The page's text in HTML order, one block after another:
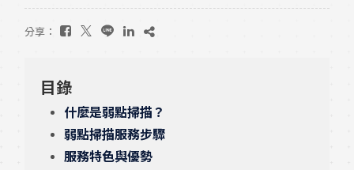
分享：
目錄
什麼是弱點掃描？
弱點掃描服務步驟
服務特色與優勢